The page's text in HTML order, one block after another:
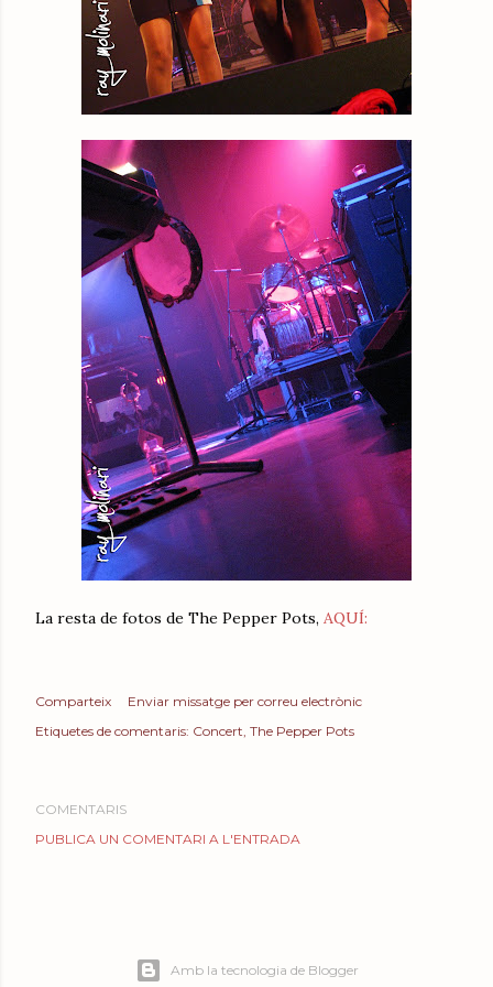
La resta de fotos de The Pepper Pots, AQUÍ:
Comparteix
Enviar missatge per correu electrònic
Etiquetes de comentaris: Concert The Pepper Pots
COMENTARIS
PUBLICA UN COMENTARI A L'ENTRADA
Amb la tecnologia de Blogger